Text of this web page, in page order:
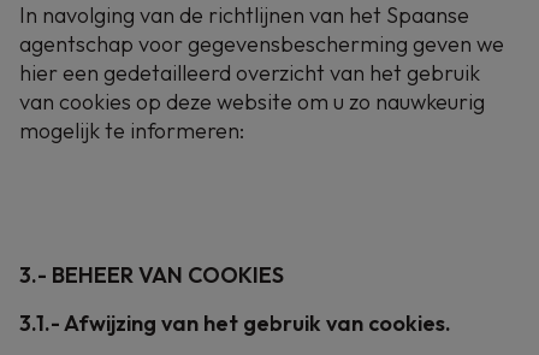
In navolging van de richtlijnen van het Spaanse
agentschap voor gegevensbescherming geven we
hier een gedetailleerd overzicht van het gebruik
van cookies op deze website om u zo nauwkeurig
mogelijk te informeren:
3.- BEHEER VAN COOKIES
3.1.- Afwijzing van het gebruik van cookies.